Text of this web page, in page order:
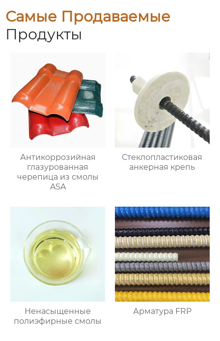
Самые Продаваемые
Продукты
Антикоррозийная
глазурованная
черепица из смолы
ASA
Стеклопластиковая
анкерная крепь
Ненасыщенные
полиэфирные смолы
Арматура FRP